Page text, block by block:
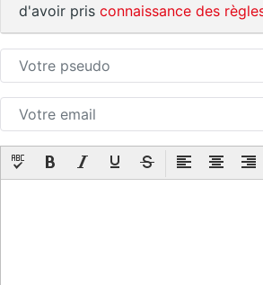
d'avoir pris connaissance des